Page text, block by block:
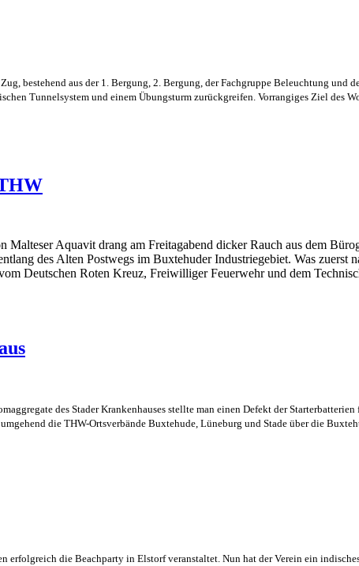
bestehend aus der 1. Bergung, 2. Bergung, der Fachgruppe Beleuchtung
Tunnelsystem und einem Übungsturm zurückgreifen. Vorrangiges Ziel des
Malteser Aquavit drang am Freitagabend dicker Rauch aus dem
des Alten Postwegs im Buxtehuder Industriegebiet. Was zuerst
Deutschen Roten Kreuz, Freiwilliger Feuerwehr und dem
des Stader Krankenhauses stellte man einen Defekt der
die THW-Ortsverbände Buxtehude, Lüneburg und Stade über die
erfolgreich die Beachparty in Elstorf veranstaltet. Nun hat der Verein ein